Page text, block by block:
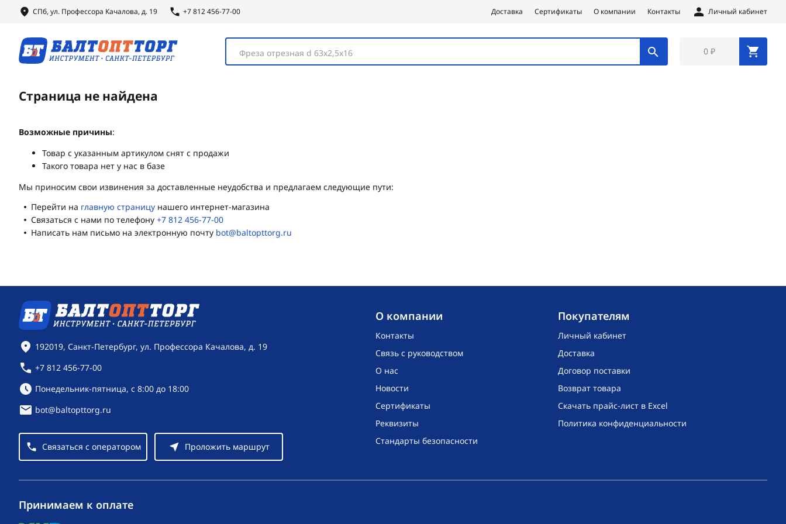
СПб, ул. Профессора Качалова, д. 19 +7 812 456-77-00 Доставка Сертификаты О компании Контакты Личный кабинет
Фреза отрезная d 63х2,5х16 0 ₽
Страница не найдена
Возможные причины:
Товар с указанным артикулом снят с продажи
Такого товара нет у нас в базе
Мы приносим свои извинения за доставленные неудобства и предлагаем следующие пути:
Перейти на главную страницу нашего интернет-магазина
Связаться с нами по телефону +7 812 456-77-00
Написать нам письмо на электронную почту bot@baltopttorg.ru
O компании
Контакты
Связь с руководством
О нас
Новости
Сертификаты
Реквизиты
Стандарты безопасности
Покупателям
Личный кабинет
Доставка
Договор поставки
Возврат товара
Скачать прайс-лист в Excel
Политика конфиденциальности
Контактная информация
192019, Санкт-Петербург, ул. Профессора Качалова, д. 19
+7 812 456-77-00
Режим работы:
Понедельник-пятница, с 8:00 до 18:00
bot@baltopttorg.ru
Связаться с оператором Проложить маршрут
Принимаем к оплате